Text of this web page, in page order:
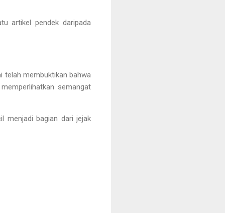
artikel pendek daripada
telah membuktikan bahwa
semangat
menjadi bagian dari jejak